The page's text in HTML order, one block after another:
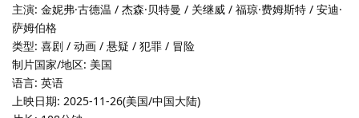
主演: 金妮弗·古德温 / 杰森·贝特曼 / 关继威 / 福琼·费姆斯特 / 安迪·
萨姆伯格
类型: 喜剧 / 动画 / 悬疑 / 犯罪 / 冒险
制片国家/地区: 美国
语言: 英语
上映日期: 2025-11-26(美国/中国大陆)